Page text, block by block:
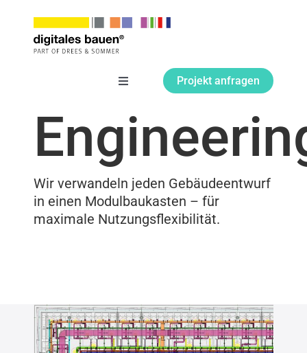
Inhalt
springen
Toggle
Leistungen
Referenzen
English
Projekt anfragen
Wir verwandeln jeden Gebäudeentwurf
in einen Modulbaukasten – für
maximale Nutzungsflexibilität.